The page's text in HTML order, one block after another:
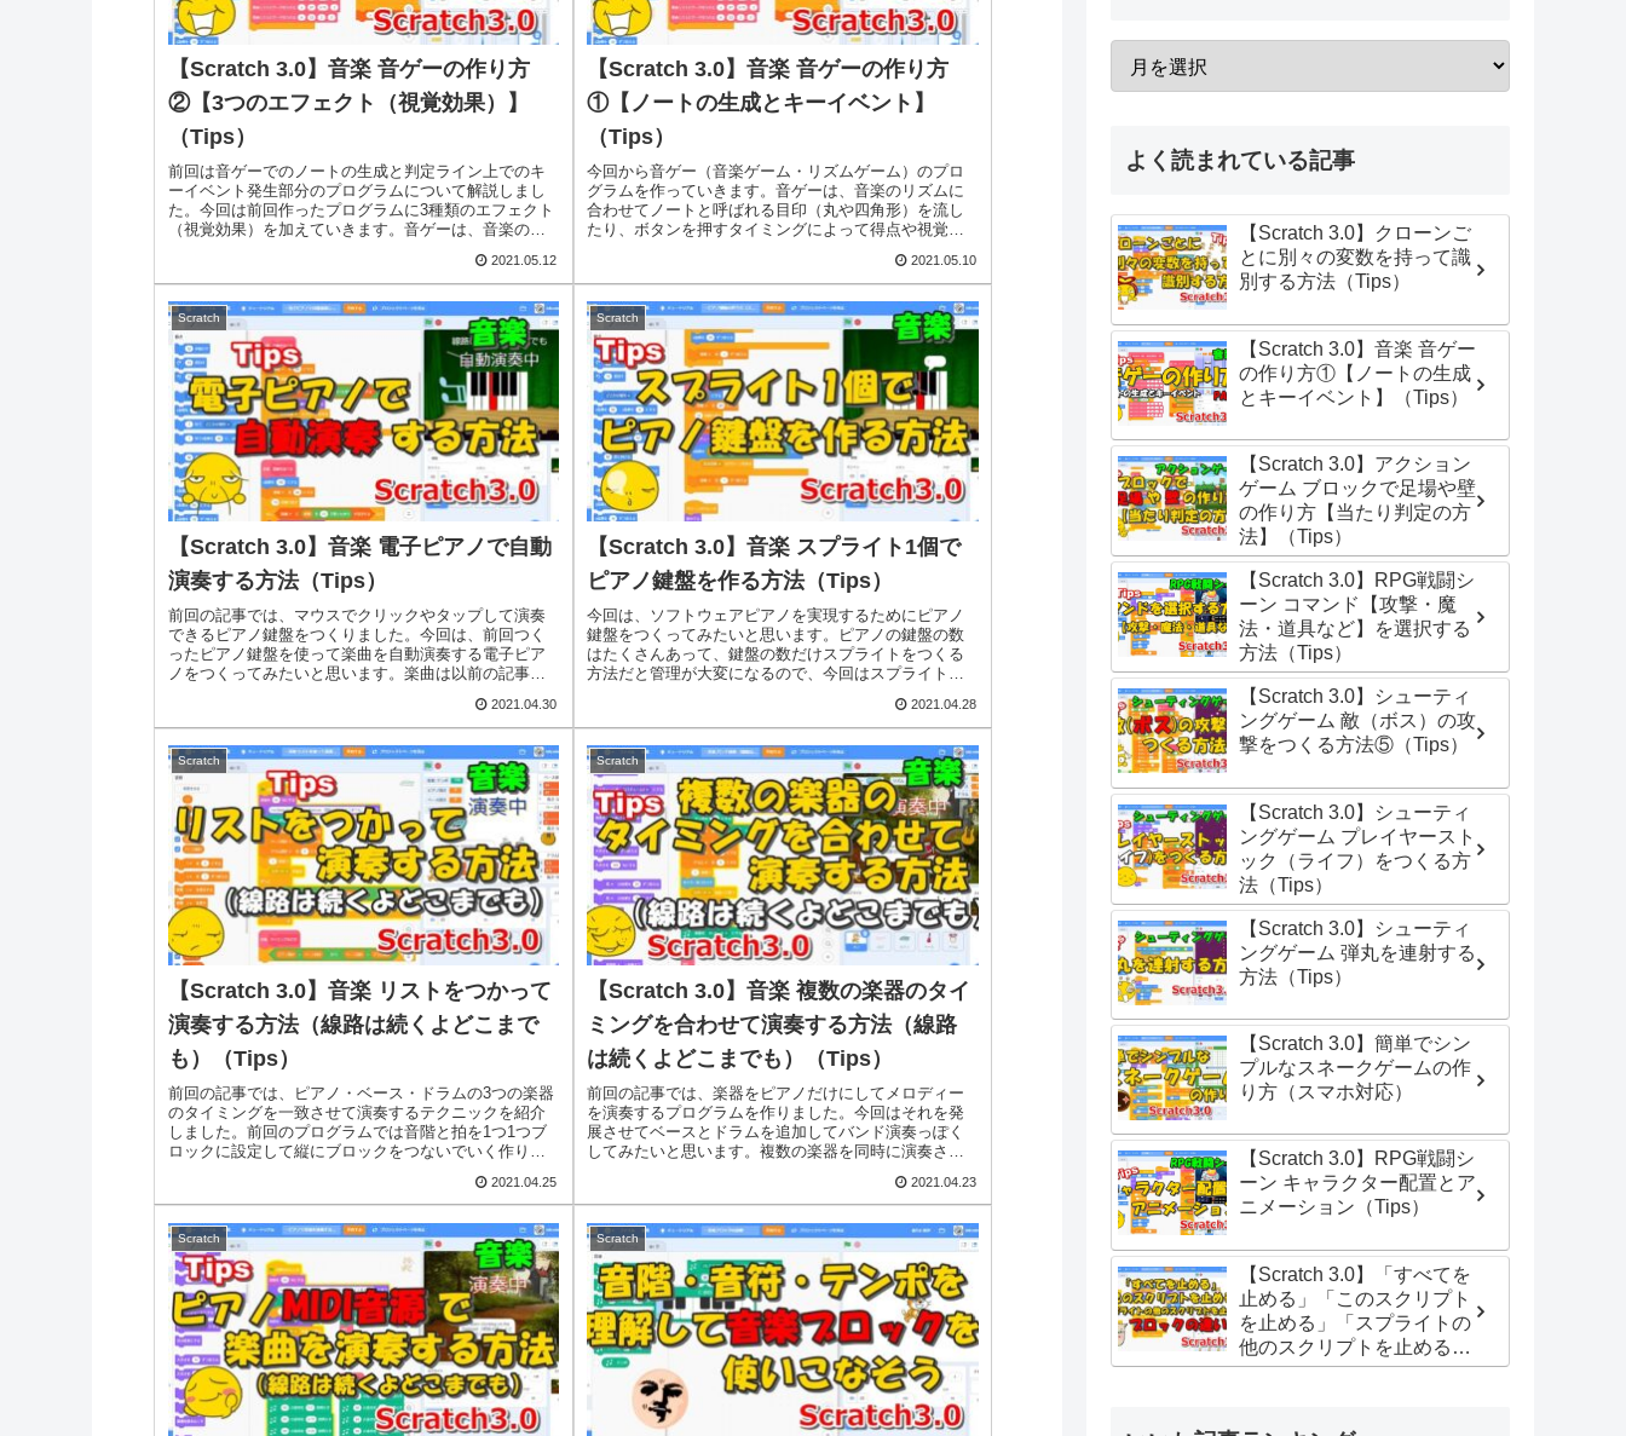
【Scratch 3.0】音楽 音ゲーの作り方
②【3つのエフェクト（視覚効果）】
（Tips）
前回は音ゲーでのノートの生成と判定ライン上でのキ
ーイベント発生部分のプログラムについて解説しまし
た。今回は前回作ったプログラムに3種類のエフェクト
（視覚効果）を加えていきます。音ゲーは、音楽のリ
2021.05.12
【Scratch 3.0】音楽 音ゲーの作り方
①【ノートの生成とキーイベント】
（Tips）
今回から音ゲー（音楽ゲーム・リズムゲーム）のプロ
グラムを作っていきます。音ゲーは、音楽のリズムに
合わせてノートと呼ばれる目印（丸や四角形）を流し
たり、ボタンを押すタイミングによって得点や視覚エ
2021.05.10
Scratch
【Scratch 3.0】音楽 電子ピアノで自動
演奏する方法（Tips）
前回の記事では、マウスでクリックやタップして演奏
できるピアノ鍵盤をつくりました。今回は、前回つく
ったピアノ鍵盤を使って楽曲を自動演奏する電子ピア
ノをつくってみたいと思います。楽曲は以前の記事で
2021.04.30
Scratch
【Scratch 3.0】音楽 スプライト1個で
ピアノ鍵盤を作る方法（Tips）
今回は、ソフトウェアピアノを実現するためにピアノ
鍵盤をつくってみたいと思います。ピアノの鍵盤の数
はたくさんあって、鍵盤の数だけスプライトをつくる
方法だと管理が大変になるので、今回はスプライトは1
2021.04.28
Scratch
【Scratch 3.0】音楽 リストをつかって
演奏する方法（線路は続くよどこまで
も）（Tips）
前回の記事では、ピアノ・ベース・ドラムの3つの楽器
のタイミングを一致させて演奏するテクニックを紹介
しました。前回のプログラムでは音階と拍を1つ1つブ
ロックに設定して縦にブロックをつないでいく作り方
2021.04.25
Scratch
【Scratch 3.0】音楽 複数の楽器のタイ
ミングを合わせて演奏する方法（線路
は続くよどこまでも）（Tips）
前回の記事では、楽器をピアノだけにしてメロディー
を演奏するプログラムを作りました。今回はそれを発
展させてベースとドラムを追加してバンド演奏っぽく
してみたいと思います。複数の楽器を同時に演奏させ
2021.04.23
Scratch Scratch
よく読まれている記事
【Scratch 3.0】クローンご
とに別々の変数を持って識
別する方法（Tips）
【Scratch 3.0】音楽 音ゲー
の作り方①【ノートの生成
とキーイベント】（Tips）
【Scratch 3.0】アクション
ゲーム ブロックで足場や壁
の作り方【当たり判定の方
法】（Tips）
【Scratch 3.0】RPG戦闘シ
ーン コマンド【攻撃・魔
法・道具など】を選択する
方法（Tips）
【Scratch 3.0】シューティ
ングゲーム 敵（ボス）の攻
撃をつくる方法⑤（Tips）
【Scratch 3.0】シューティ
ングゲーム プレイヤースト
ック（ライフ）をつくる方
法（Tips）
【Scratch 3.0】シューティ
ングゲーム 弾丸を連射する
方法（Tips）
【Scratch 3.0】簡単でシン
プルなスネークゲームの作
り方（スマホ対応）
【Scratch 3.0】RPG戦闘シ
ーン キャラクター配置とア
ニメーション（Tips）
【Scratch 3.0】「すべてを
止める」「このスクリプト
を止める」「スプライトの
他のスクリプトを止める」
ブロックの違い